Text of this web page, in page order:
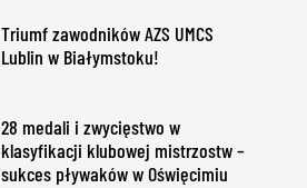
Triumf zawodników AZS UMCS
Lublin w Białymstoku!
28 medali i zwycięstwo w
klasyfikacji klubowej mistrzostw –
sukces pływaków w Oświęcimiu